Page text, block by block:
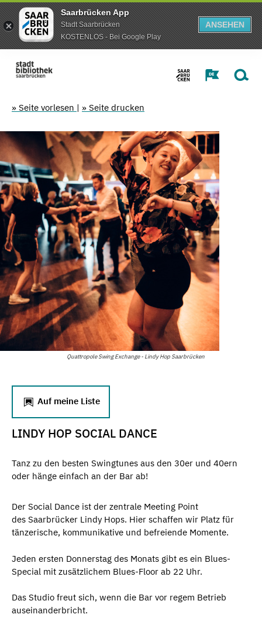
Saarbrücken App
Stadt Saarbrücken
KOSTENLOS - Bei Google Play
ANSEHEN
» Seite vorlesen | » Seite drucken
Quattropole Swing Exchange - Lindy Hop Saarbrücken
Auf meine Liste
LINDY HOP SOCIAL DANCE
Tanz zu den besten Swingtunes aus den 30er und 40ern
oder hänge einfach an der Bar ab!
​Der Social Dance ist der zentrale Meeting Point
des Saarbrücker Lindy Hops. Hier schaffen wir Platz für
tänzerische, kommunikative und befreiende Momente.
Jeden ersten Donnerstag des Monats gibt es ein Blues-
Special mit zusätzlichem Blues-Floor ab 22 Uhr.
Das Studio freut sich, wenn die Bar vor regem Betrieb
auseinanderbricht.